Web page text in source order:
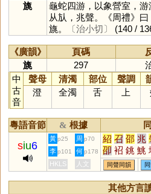
旐
龜蛇四游，以象營室，游
从㫃，兆聲。《周禮》曰
旐。
〔治小切〕 (140 /
《廣韻》 頁碼
旐
297
中
古
音
聲母 清濁 部位 聲調
澄
全濁 舌 上
粵語音節 & 根據
siu6
黃 p25 周 p70 紹 召 邵 兆
卲 袑 銚 鮡
李 p101 何 p178
HKLS 人文 同聲同韻
其他方言